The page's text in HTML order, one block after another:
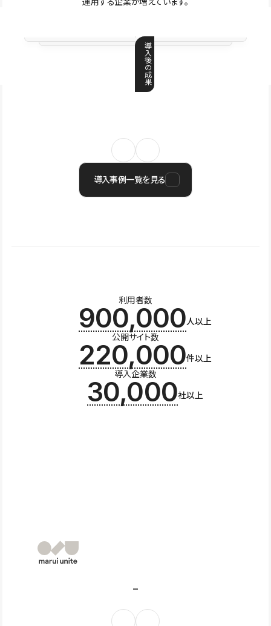
導
入
後
の
成
果
導入事例一覧を見る
利用者数
900,000人以上
公開サイト数
220,000件以上
導入企業数
30,000社以上